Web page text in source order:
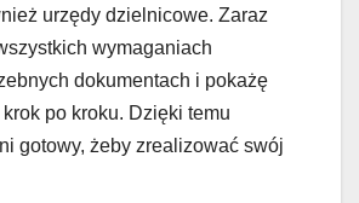
urzędy dzielnicowe. Zaraz
wymaganiach
dokumentach i pokażę
krok po kroku. Dzięki temu
gotowy, żeby zrealizować swój